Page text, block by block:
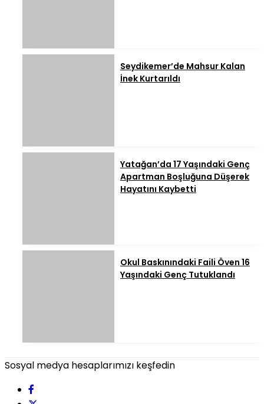
Seydikemer’de Mahsur Kalan
İnek Kurtarıldı
Yatağan’da 17 Yaşındaki Genç
Apartman Boşluğuna Düşerek
Hayatını Kaybetti
Okul Baskınındaki Faili Öven 16
Yaşındaki Genç Tutuklandı
Sosyal medya hesaplarımızı keşfedin